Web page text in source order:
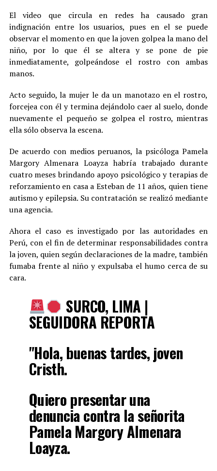
El video que circula en redes ha causado gran
indignación entre los usuarios, pues en el se puede
observar el momento en que la joven golpea la mano del
niño, por lo que él se altera y se pone de pie
inmediatamente, golpeándose el rostro con ambas
manos.
Acto seguido, la mujer le da un manotazo en el rostro,
forcejea con él y termina dejándolo caer al suelo, donde
nuevamente el pequeño se golpea el rostro, mientras
ella sólo observa la escena.
De acuerdo con medios peruanos, la psicóloga Pamela
Margory Almenara Loayza habría trabajado durante
cuatro meses brindando apoyo psicológico y terapias de
reforzamiento en casa a Esteban de 11 años, quien tiene
autismo y epilepsia. Su contratación se realizó mediante
una agencia.
Ahora el caso es investigado por las autoridades en
Perú, con el fin de determinar responsabilidades contra
la joven, quien según declaraciones de la madre, también
fumaba frente al niño y expulsaba el humo cerca de su
cara.
SURCO, LIMA |
SEGUIDORA REPORTA
"Hola, buenas tardes, joven
Cristh.
Quiero presentar una
denuncia contra la señorita
Pamela Margory Almenara
Loayza.